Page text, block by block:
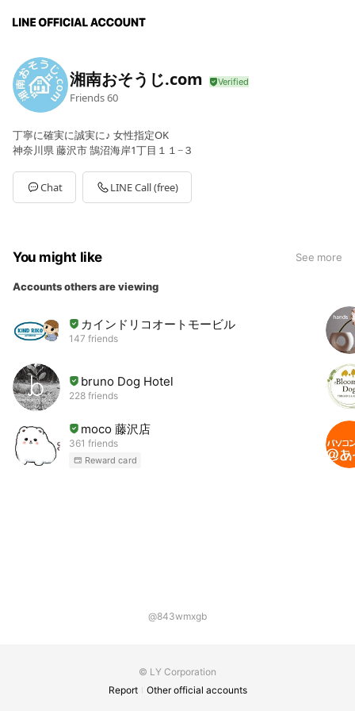
湘南おそうじ.com
Friends60
丁寧に確実に誠実に♪ 女性指定OK
神奈川県 藤沢市 鵠沼海岸1丁目１１−３
Chat LINE Call (free)
You might like See more
Accounts others are viewing
カインドリコオートモービル
147 friends
bruno Dog Hotel
228 friends
moco 藤沢店
361 friends
Reward card
@843wmxgb
© LY Corporation
Report
Other official accounts